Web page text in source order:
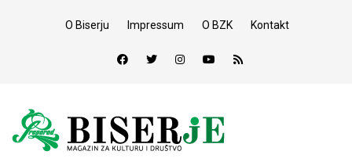
O Biserju Impressum O BZK Kontakt